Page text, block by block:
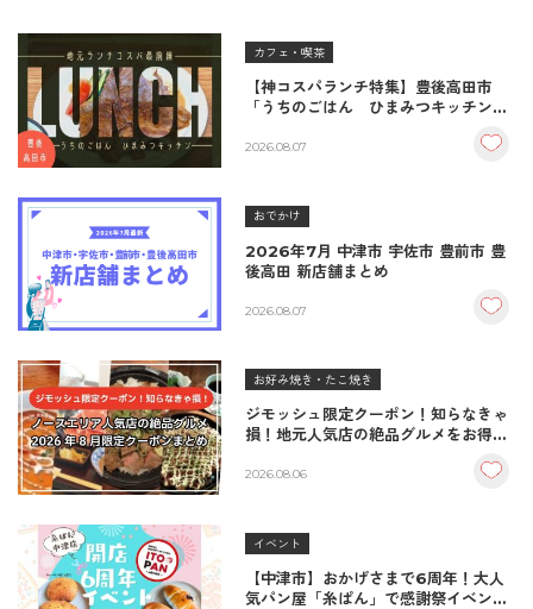
カフェ・喫茶
【神コスパランチ特集】豊後高田市
「うちのごはん ひまみつキッチン」
＆生姜焼き！
2026.08.07
おでかけ
2026年7月 中津市 宇佐市 豊前市 豊
後高田 新店舗まとめ
2026.08.07
お好み焼き・たこ焼き
ジモッシュ限定クーポン！知らなきゃ
損！地元人気店の絶品グルメをお得に
2026.08.06
イベント
【中津市】おかげさまで6周年！大人
気パン屋「糸ぱん」で感謝祭イベント